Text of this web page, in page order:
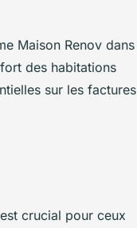
Maison Renov dans
des habitations
sur les factures
crucial pour ceux